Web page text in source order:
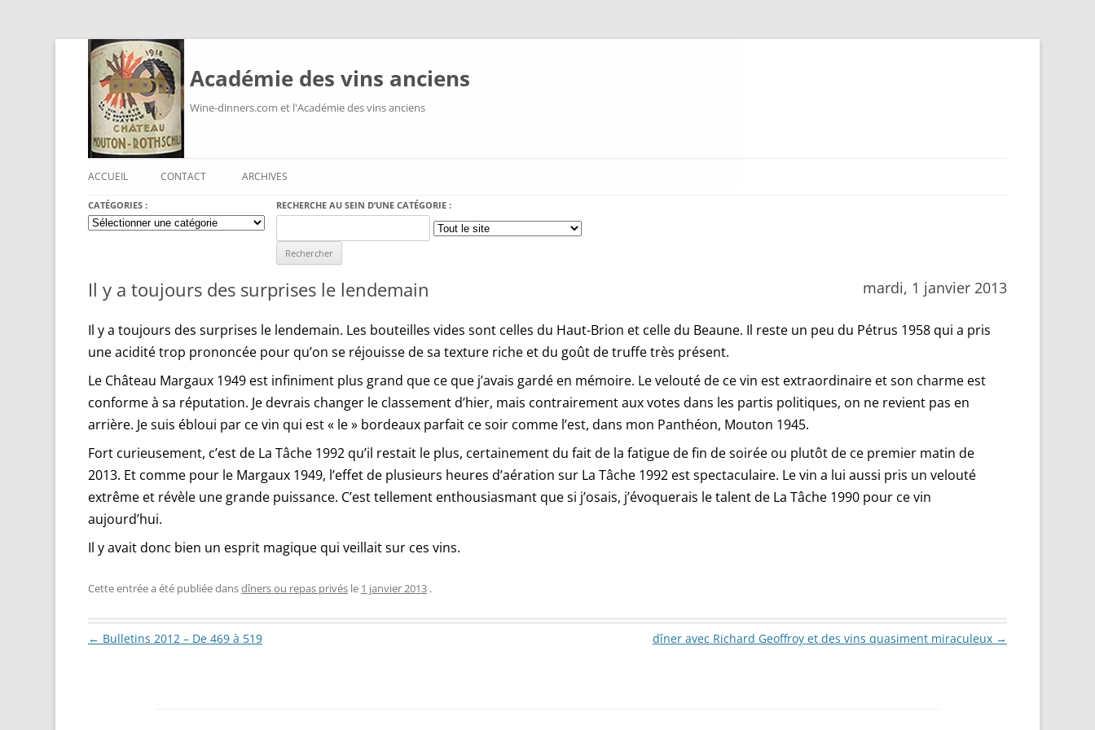
Académie des vins anciens
Wine-dinners.com et l'Académie des vins anciens
ACCUEIL CONTACT ARCHIVES
CATÉGORIES :
Catégories
:
RECHERCHE AU SEIN D’UNE CATÉGORIE :
for:
Il y a toujours des surprises le lendemain mardi, 1 janvier 2013
Il y a toujours des surprises le lendemain. Les bouteilles vides sont celles du Haut-Brion et celle du Beaune. Il reste un peu du Pétrus 1958 qui a pris
une acidité trop prononcée pour qu’on se réjouisse de sa texture riche et du goût de truffe très présent.
Le Château Margaux 1949 est infiniment plus grand que ce que j’avais gardé en mémoire. Le velouté de ce vin est extraordinaire et son charme est
conforme à sa réputation. Je devrais changer le classement d’hier, mais contrairement aux votes dans les partis politiques, on ne revient pas en
arrière. Je suis ébloui par ce vin qui est « le » bordeaux parfait ce soir comme l’est, dans mon Panthéon, Mouton 1945.
Fort curieusement, c’est de La Tâche 1992 qu’il restait le plus, certainement du fait de la fatigue de fin de soirée ou plutôt de ce premier matin de
2013. Et comme pour le Margaux 1949, l’effet de plusieurs heures d’aération sur La Tâche 1992 est spectaculaire. Le vin a lui aussi pris un velouté
extrême et révèle une grande puissance. C’est tellement enthousiasmant que si j’osais, j’évoquerais le talent de La Tâche 1990 pour ce vin
aujourd’hui.
Il y avait donc bien un esprit magique qui veillait sur ces vins.
Cette entrée a été publiée dansdîners ou repas privés le 1 janvier 2013 .
Navigation des articles
← Bulletins 2012 – De 469 à 519 dîner avec Richard Geoffroy et des vins quasiment miraculeux →